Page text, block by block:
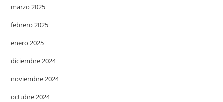
marzo 2025
febrero 2025
enero 2025
diciembre 2024
noviembre 2024
octubre 2024